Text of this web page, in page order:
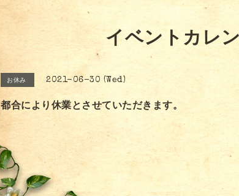
イベントカレ
お休み 2021-06-30 (Wed)
都合により休業とさせていただきます。